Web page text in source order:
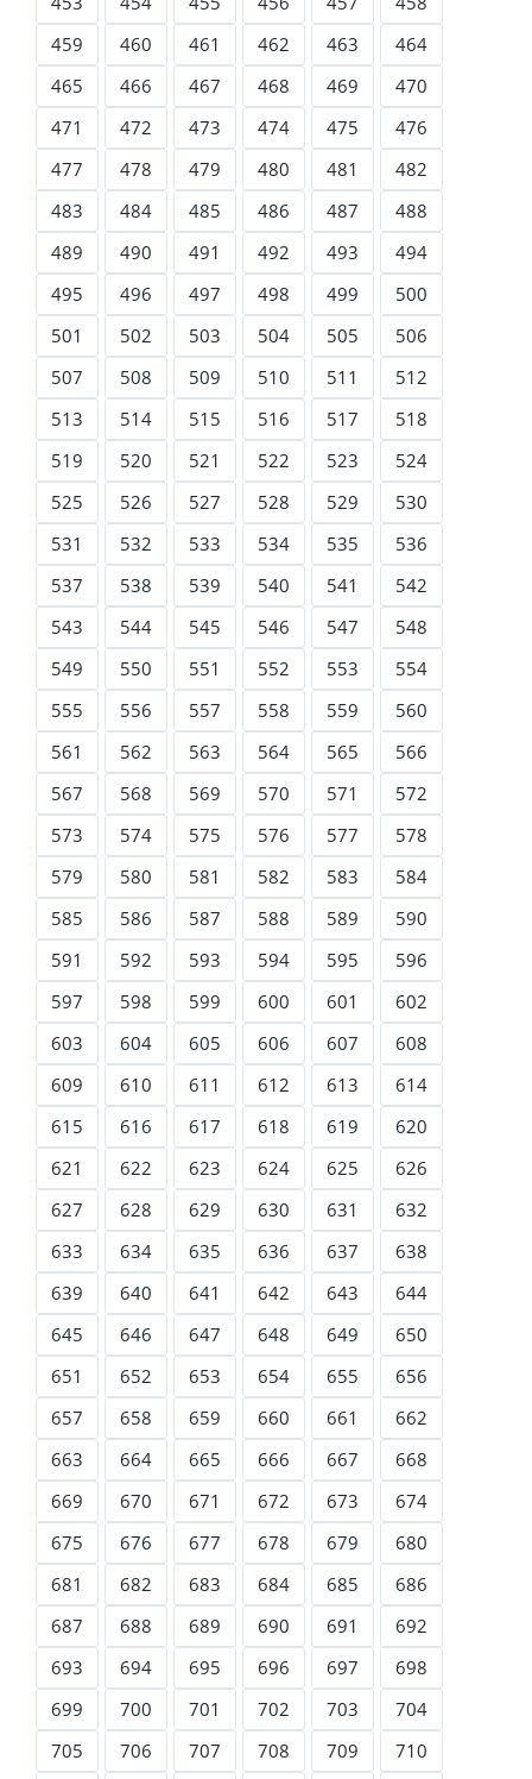
459
460 461 462 463
464
465
466 467 468 469
470
471
472 473 474 475
476
477
478 479 480 481
482
483
484 485 486 487
488
489
490 491 492 493
494
495
496 497 498 499
500
501
502 503 504 505
506
507
508 509 510 511
512
513
514 515 516 517
518
519
520 521 522 523
524
525
526 527 528 529
530
531
532 533 534 535
536
537
538 539 540 541
542
543
544 545 546 547
548
549
550 551 552 553
554
555
556 557 558 559
560
561
562 563 564 565
566
567
568 569 570 571
572
573
574 575 576 577
578
579
580 581 582 583
584
585
586 587 588 589
590
591
592 593 594 595
596
597
598 599 600 601
602
603
604 605 606 607
608
609
610 611 612 613
614
615
616 617 618 619
620
621
622 623 624 625
626
627
628 629 630 631
632
633
634 635 636 637
638
639
640 641 642 643
644
645
646 647 648 649
650
651
652 653 654 655
656
657
658 659 660 661
662
663
664 665 666 667
668
669
670 671 672 673
674
675
676 677 678 679
680
681
682 683 684 685
686
687
688 689 690 691
692
693
694 695 696 697
698
699
700 701 702 703
704
705
706 707 708 709
710